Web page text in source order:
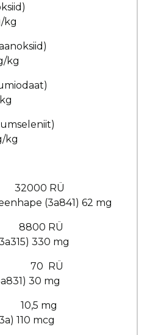
tsinkoksiid)
32000 RÜ
(3a841) 62 mg
8800 RÜ
330 mg
70 RÜ
30 mg
10,5 mg
mcg